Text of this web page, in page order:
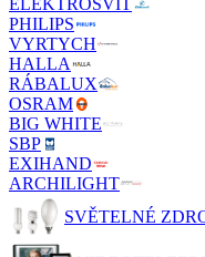
ELEKTROSVIT
PHILIPS
VYRTYCH
HALLA
RÁBALUX
OSRAM
BIG WHITE
SBP
EXIHAND
ARCHILIGHT
SVĚTELNÉ